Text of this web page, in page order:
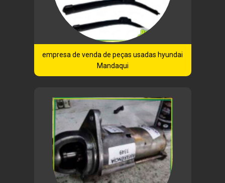
empresa de venda de peças usadas hyundai
Mandaqui